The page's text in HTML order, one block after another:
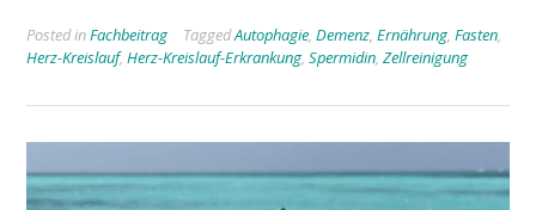
Posted inFachbeitrag TaggedAutophagie, Demenz, Ernährung, Fasten,
Herz-Kreislauf, Herz-Kreislauf-Erkrankung, Spermidin, Zellreinigung